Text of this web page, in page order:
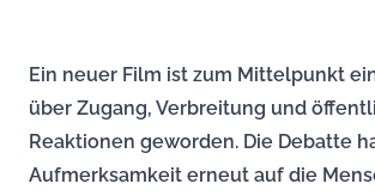
Ein neuer Film ist zum Mittelpunkt
über Zugang, Verbreitung und
Reaktionen geworden. Die Debatte
Aufmerksamkeit erneut auf die